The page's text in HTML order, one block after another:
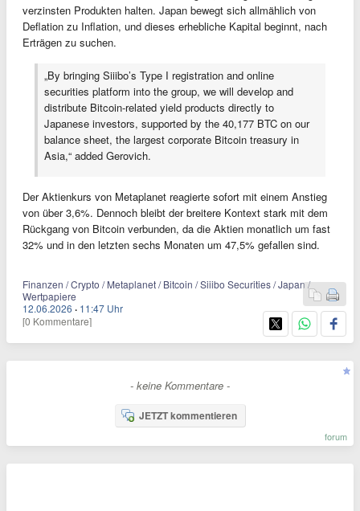
verzinsten Produkten halten. Japan bewegt sich allmählich von
Deflation zu Inflation, und dieses erhebliche Kapital beginnt, nach
Erträgen zu suchen.
„By bringing Siiibo’s Type I registration and online
securities platform into the group, we will develop and
distribute Bitcoin-related yield products directly to
Japanese investors, supported by the 40,177 BTC on our
balance sheet, the largest corporate Bitcoin treasury in
Asia,“ added Gerovich.
Der Aktienkurs von Metaplanet reagierte sofort mit einem Anstieg
von über 3,6%. Dennoch bleibt der breitere Kontext stark mit dem
Rückgang von Bitcoin verbunden, da die Aktien monatlich um fast
32% und in den letzten sechs Monaten um 47,5% gefallen sind.
Finanzen / Crypto / Metaplanet / Bitcoin / Siiibo Securities / Japan /
Wertpapiere
12.06.2026 · 11:47 Uhr
[0 Kommentare]
- keine Kommentare -
JETZT kommentieren
forum